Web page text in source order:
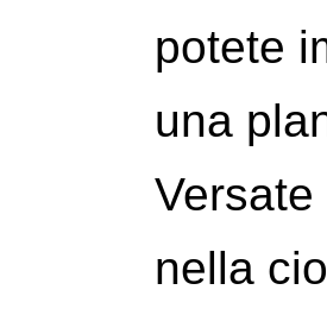
potete
una
nella